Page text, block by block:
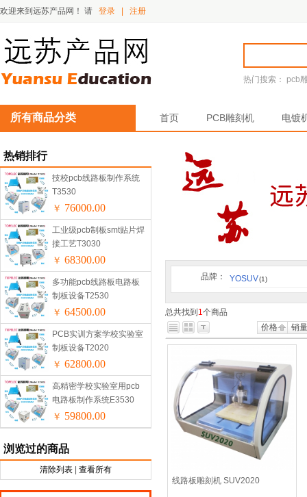
欢迎来到远苏产品网！ 请 登录 注册
热门搜索： pcb
所有商品分类 首页 PCB雕刻机 电镀
热销排行
技校pcb线路板制作系统
T3530
￥ 76000.00
工业级pcb制板smt贴片焊
接工艺T3030
￥ 68300.00
多功能pcb线路板电路板
制板设备T2530
￥ 64500.00
PCB实训方案学校实验室
制板设备T2020
￥ 62800.00
高精密学校实验室用pcb
电路板制作系统E3530
￥ 59800.00
浏览过的商品
清除列表 查看所有
品牌： YOSUV(1)
总共找到 1个商品
价格
销量
线路板雕刻机 SUV2020